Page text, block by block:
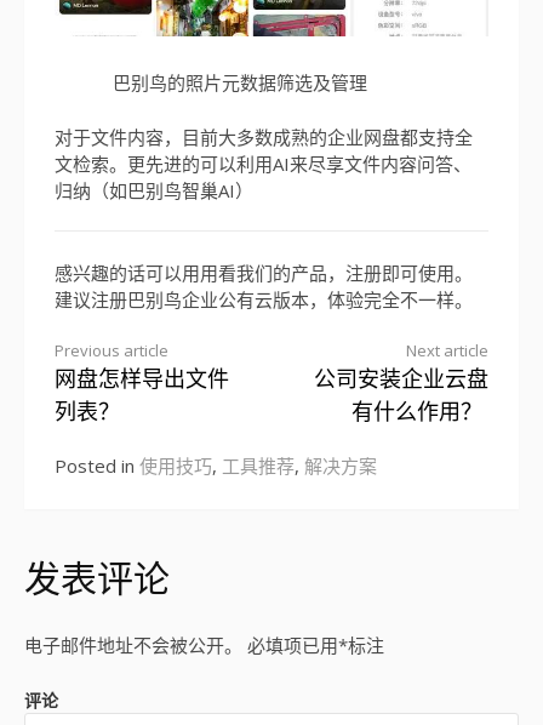
巴别鸟的照片元数据筛选及管理
对于文件内容，目前大多数成熟的企业网盘都支持全
文检索。更先进的可以利用AI来尽享文件内容问答、
归纳（如巴别鸟智巢AI）
感兴趣的话可以用用看我们的产品，注册即可使用。
建议注册巴别鸟企业公有云版本，体验完全不一样。
Continue
Reading
Previous article
网盘怎样导出文件
列表？
Next article
公司安装企业云盘
有什么作用？
Posted in 使用技巧, 工具推荐, 解决方案
发表评论
电子邮件地址不会被公开。 必填项已用*标注
评论